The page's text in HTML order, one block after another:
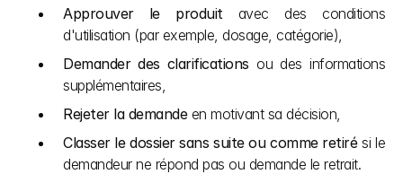
Approuver le produit avec des conditions
d'utilisation (par exemple, dosage, catégorie),
Demander des clarifications ou des informations
supplémentaires,
Rejeter la demande en motivant sa décision,
Classer le dossier sans suite ou comme retiré si le
demandeur ne répond pas ou demande le retrait.